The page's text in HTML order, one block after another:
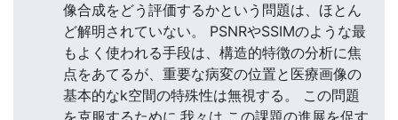
像合成をどう評価するかという問題は、ほとん
ど解明されていない。 PSNRやSSIMのような最
もよく使われる手段は、構造的特徴の分析に焦
点をあてるが、重要な病変の位置と医療画像の
基本的なk空間の特殊性は無視する。 この問題